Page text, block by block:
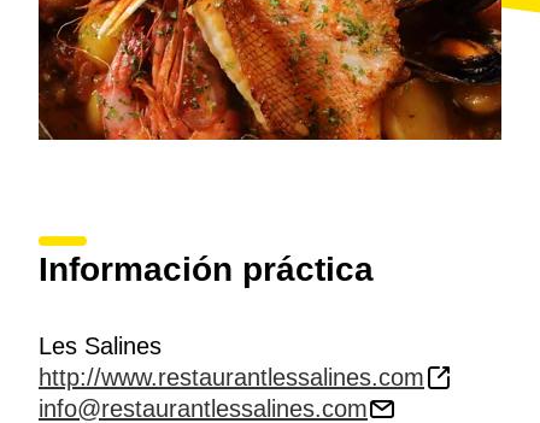
Información práctica
Les Salines
http://www.restaurantlessalines.com
info@restaurantlessalines.com